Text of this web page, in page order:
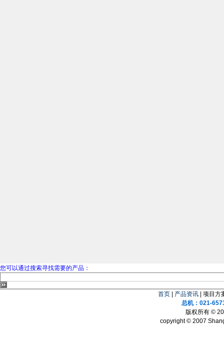
您可以通过搜索寻找需要的产品：
首页 产品资讯 | 项目方
总机：021-
版权所有 ©
copyright © 2007